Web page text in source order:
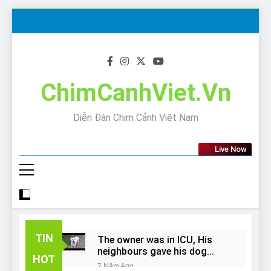
ChimCanhViet.Vn
Diễn Đàn Chim Cảnh Việt Nam
Live Now
TIN
HOT
The owner was in ICU, His
neighbours gave his dog
away!
7 Năm Ago